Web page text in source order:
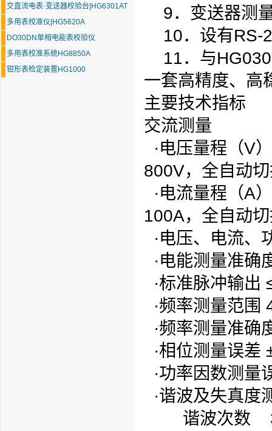
交直流电表·变送器校验台|HG6301AT
多用表校准仪|HG5620A
DO30DN单相电能表校验仪
多用表校准系统HG8850A
钳形表检定装置HG1000
9．变送器测
10．设有RS-
11．与
一套高精度、高
主要技术指标
交流测量
·电压量程 （V
800V，全自动
·电流量程 （A
100A，全自动
·电压、电流、
·电能测量准确
·标准脉冲输出
·频率测量范围
·频率测量准确
·相位测量误差
·功率因数测量
·谐波及失真度
谐波次数